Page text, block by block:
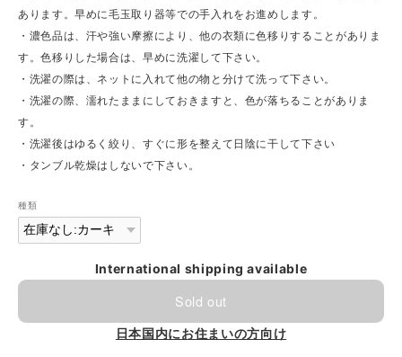
あります。早めに毛玉取り器等での手入れをお進めします。
・濃色品は、汗や強い摩擦により、他の衣類に色移りすることがありま
す。色移りした場合は、早めに洗濯して下さい。
・洗濯の際は、ネットに入れて他の物と分けて洗って下さい。
・洗濯の際、濡れたままにしておきますと、色が落ちることがありま
す。
・洗濯後はゆるく絞り、すぐに形を整えて日陰に干して下さい
・タンブル乾燥はしないで下さい。
種類
International shipping available
Sold out
日本国内にお住まいの方向け